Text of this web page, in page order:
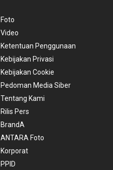
Foto
Video
Ketentuan Penggunaan
Kebijakan Privasi
Kebijakan Cookie
Pedoman Media Siber
Tentang Kami
Rilis Pers
BrandA
ANTARA Foto
Korporat
PPID